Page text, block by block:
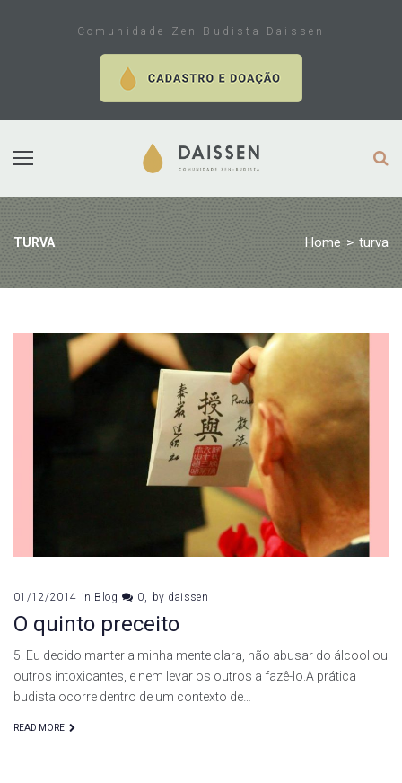
Comunidade Zen-Budista Daissen
TURVA Home > turva
Tag:
01/12/2014 in Blog 0 by daissen
O quinto preceito
5. Eu decido manter a minha mente clara, não abusar do álcool ou
outros intoxicantes, e nem levar os outros a fazê-lo.A prática
budista ocorre dentro de um contexto de…
READ MORE